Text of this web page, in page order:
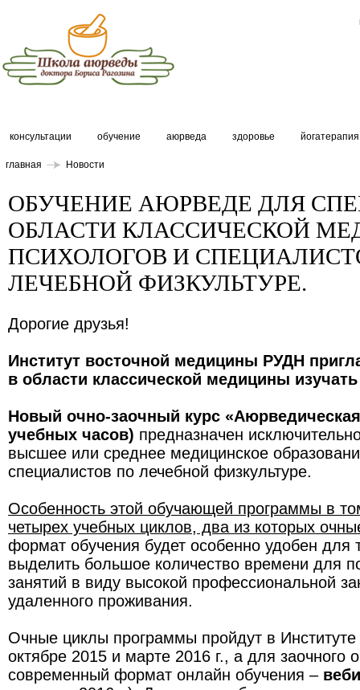
консультации обучение аюрведа здоровье йогатерапия
главная Новости
ОБУЧЕНИЕ АЮРВЕДЕ ДЛЯ
ОБЛАСТИ КЛАССИЧЕСКОЙ
ПСИХОЛОГОВ И
ЛЕЧЕБНОЙ ФИЗКУЛЬТУРЕ.
Дорогие друзья!
Институт восточной медицины РУДН
в области классической медицины
Новый очно-заочный курс
учебных часов) предназначен
высшее или среднее медицинское
специалистов по лечебной физкультуре.
Особенность этой обучающей программы в
четырех учебных циклов, два из которых
формат обучения будет особенно удобен для
выделить большое количество времени для
занятий в виду высокой профессиональной
удаленного проживания.
Очные циклы программы пройдут в
октябре 2015 и марте 2016 г., а для заочного
современный формат онлайн обучения –